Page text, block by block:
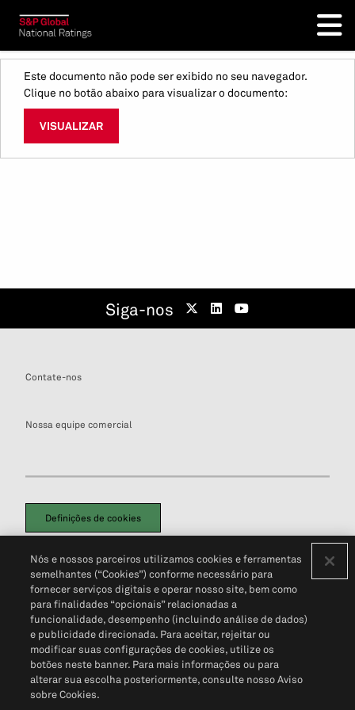
Este documento não pode ser exibido no seu navegador.
Clique no botão abaixo para visualizar o documento:
VISUALIZAR
Siga-nos
Contate-nos
Nossa equipe comercial
Definições de cookies
Política de PrivacidadePortal de privacidade do cliente (em inglês)
Não Venda Minhas Informações Pessoais© 2026 S&P Global
Nós e nossos parceiros utilizamos cookies e ferramentas
semelhantes (“Cookies”) conforme necessário para
fornecer serviços digitais e operar nosso site, bem como
para finalidades “opcionais” relacionadas a
funcionalidade, desempenho (incluindo análise de dados)
e publicidade direcionada. Para aceitar, rejeitar ou
modificar suas configurações de cookies, utilize os
botões neste banner. Para mais informações ou para
alterar sua escolha posteriormente, consulte nosso Aviso
sobre Cookies.